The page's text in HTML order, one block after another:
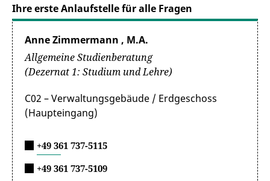
Ihre erste Anlaufstelle für alle Fragen
Anne Zimmermann , M.A.
Allgemeine Studienberatung
(Dezernat 1: Studium und Lehre)
C02 – Verwaltungsgebäude / Erdgeschoss
(Haupteingang)
+49 361 737-5115
+49 361 737-5109